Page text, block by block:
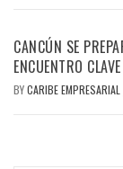
CANCÚN SE
ENCUENTRO
BYCARIBE EMPRESARIAL